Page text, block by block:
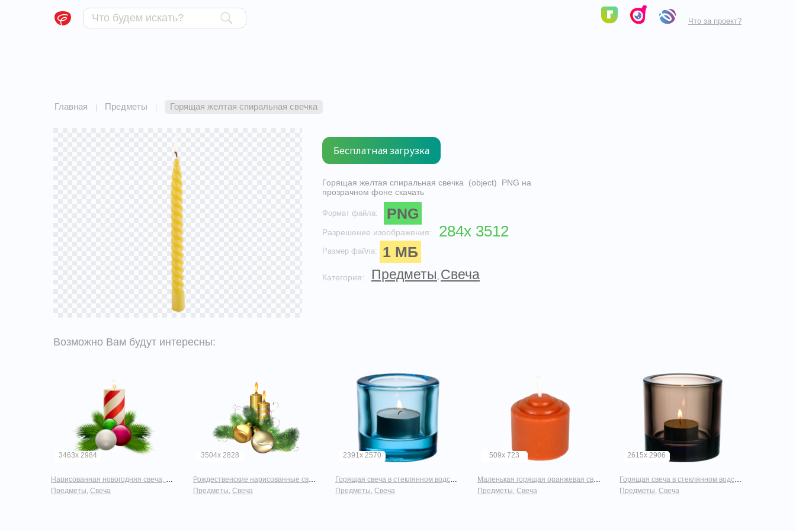
Что за проект?
Главная Предметы Горящая желтая спиральная свечка
Горящая желтая спиральная свечка (object) PNG на
прозрачном фоне скачать
Формат файла: PNG
Разрешение изоображения: 284x 3512
Размер файла: 1 МБ
Категория: Предметы , Свеча
Возможно Вам будут интересны:
3463x 2984
Нарисованная новогодняя свеча, с елочными игрушками и елочной веткой
Предметы, Свеча
3504x 2828
Рождественские нарисованные свечи с елочными шарами и ветками
Предметы, Свеча
2391x 2570
Горящая свеча в стеклянном водсвечнике синего цвета
Предметы, Свеча
509x 723
Маленькая горящая оранжевая свечка
Предметы, Свеча
2615x 2906
Горящая свеча в стеклянном водсвечнике серого цвета
Предметы, Свеча